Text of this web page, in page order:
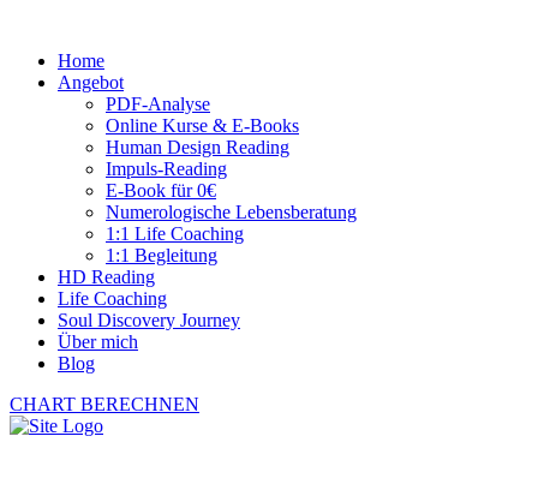
Home
Angebot
PDF-Analyse
Online Kurse & E-Books
Human Design Reading
Impuls-Reading
E-Book für 0€
Numerologische Lebensberatung
1:1 Life Coaching
1:1 Begleitung
HD Reading
Life Coaching
Soul Discovery Journey
Über mich
Blog
CHART BERECHNEN